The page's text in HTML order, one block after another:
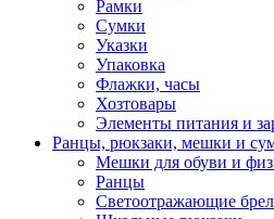
Рамки
Сумки
Указки
Упаковка
Флажки, часы
Хозтовары
Элементы питания и
Ранцы, рюкзаки, мешки и
Мешки для обуви и
Ранцы
Светоотражающие